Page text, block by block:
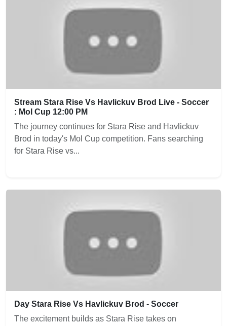
Stream Stara Rise Vs Havlickuv Brod Live - Soccer
: Mol Cup 12:00 PM
The journey continues for Stara Rise and Havlickuv
Brod in today's Mol Cup competition. Fans searching
for Stara Rise vs...
Day Stara Rise Vs Havlickuv Brod - Soccer
The excitement builds as Stara Rise takes on